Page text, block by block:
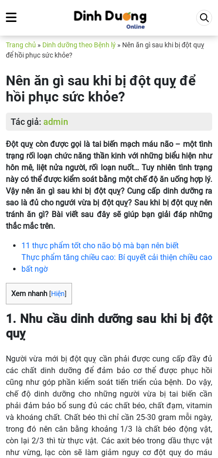
Trang chủ » Dinh dưỡng theo Bệnh lý » Nên ăn gì sau khi bị đột quỵ
để hồi phục sức khỏe?
Nên ăn gì sau khi bị đột quỵ để
hồi phục sức khỏe?
Tác giả: admin
Đột quỵ còn được gọi là tai biến mạch máu não – một tình
trạng rối loạn chức năng thần kinh với những biểu hiện như
hôn mê, liệt nửa người, rối loạn nuốt… Tuy nhiên tình trạng
này có thể được kiểm soát bằng một chế độ ăn uống hợp lý.
Vậy nên ăn gì sau khi bị đột quỵ? Cung cấp dinh dưỡng ra
sao là đủ cho ngưới vừa bị đột quỵ? Sau khi bị đột quỵ nên
tránh ăn gì? Bài viết sau đây sẽ giúp bạn giải đáp những
thắc mắc trên.
11 thực phẩm tốt cho não bộ mà bạn nên biết
Thực phẩm tăng chiều cao: Bí quyết cải thiện chiều cao
bất ngờ
Xem nhanh [Hiện]
1. Nhu cầu dinh dưỡng sau khi bị đột
quỵ
Người vừa mới bị đột quỵ cần phải được cung cấp đầy đủ
các chất dinh dưỡng để đảm bảo cơ thể được phục hồi
cũng như góp phần kiểm soát tiến triển của bệnh. Do vậy,
chế độ dinh dưỡng cho những người vừa bị tai biến cần
phải đảm bảo bổ sung đủ các chất béo, chất đạm, vitamin
và khoáng chất. Chất béo thì chỉ cần 25-30 gram mỗi ngày,
trong đó nên cân bằng khoảng 1/3 là chất béo động vật,
còn lại 2/3 thì từ thực vật. Các axit béo trong dầu thực vật
như vừng, lạc còn sẽ làm giảm nguy cơ đột quỵ do máu